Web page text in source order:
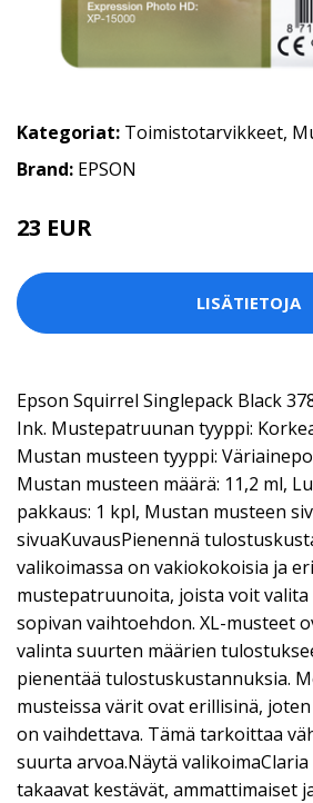
Kategoriat: Toimistotarvikkeet,
Brand: EPSON
23 EUR
LISÄTIETOJA
Epson Squirrel Singlepack Black
Ink. Mustepatruunan tyyppi:
Mustan musteen tyyppi:
Mustan musteen määrä: 11,2 ml,
pakkaus: 1 kpl, Mustan musteen
sivuaKuvausPienennä
valikoimassa on vakiokokoisia ja
mustepatruunoita, joista voit
sopivan vaihtoehdon. XL-musteet
valinta suurten määrien
pienentää tulostuskustannuksia.
musteissa värit ovat erillisinä,
on vaihdettava. Tämä tarkoittaa
suurta arvoa.Näytä
takaavat kestävät, ammattimaiset